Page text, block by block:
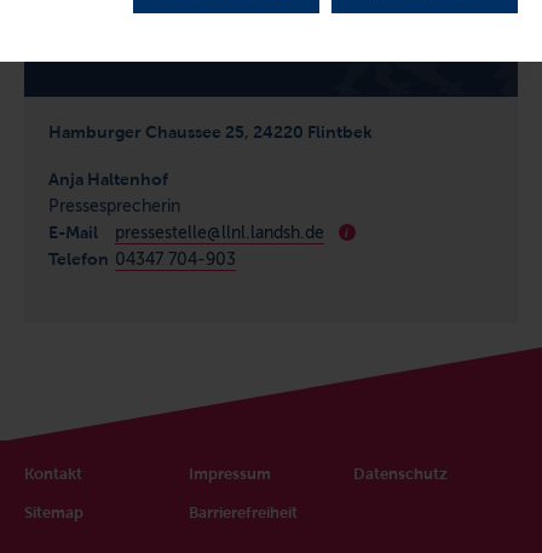
Hamburger Chaussee 25, 24220 Flintbek
Anja Haltenhof
Pressesprecherin
E-Mail pressestelle@llnl.landsh.de
i
Telefon 04347 704-903
Kontakt Impressum Datenschutz
Sitemap Barrierefreiheit